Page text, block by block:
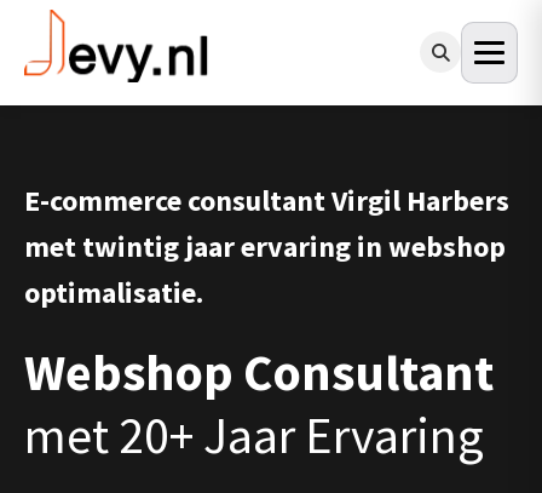
E-commerce consultant Virgil Harbers
met twintig jaar ervaring in webshop
optimalisatie.
Webshop Consultant
met 20+ Jaar Ervaring